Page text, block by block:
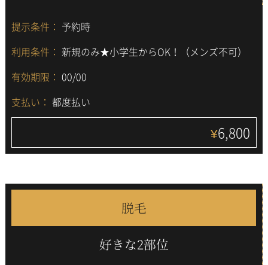
提示条件： 予約時
利用条件： 新規のみ★小学生からOK！（メンズ不可）
有効期限： 00/00
支払い： 都度払い
¥6,800
脱毛
好きな2部位